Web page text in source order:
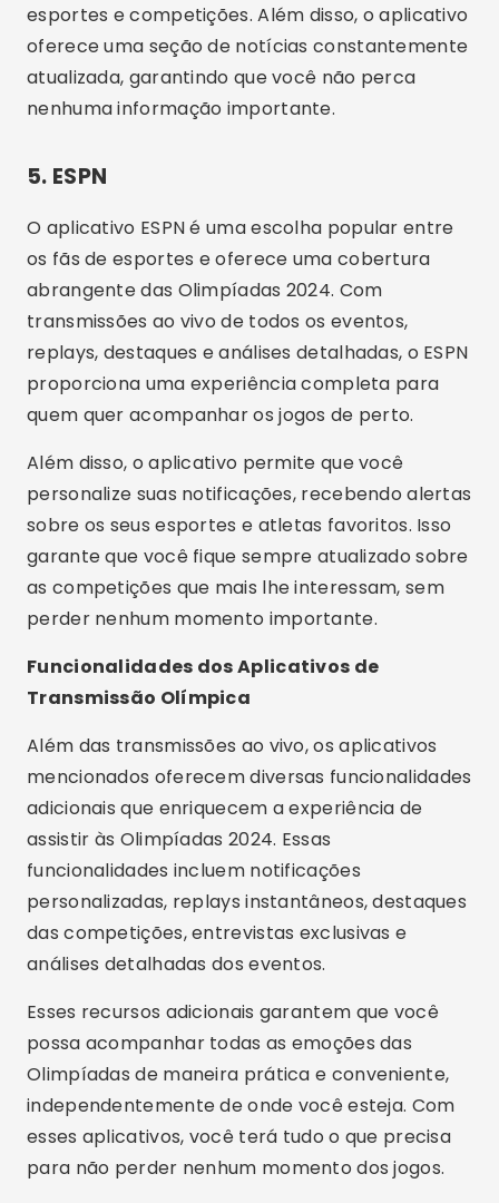
esportes e competições. Além disso, o aplicativo
oferece uma seção de notícias constantemente
atualizada, garantindo que você não perca
nenhuma informação importante.
5. ESPN
O aplicativo ESPN é uma escolha popular entre
os fãs de esportes e oferece uma cobertura
abrangente das Olimpíadas 2024. Com
transmissões ao vivo de todos os eventos,
replays, destaques e análises detalhadas, o ESPN
proporciona uma experiência completa para
quem quer acompanhar os jogos de perto.
Além disso, o aplicativo permite que você
personalize suas notificações, recebendo alertas
sobre os seus esportes e atletas favoritos. Isso
garante que você fique sempre atualizado sobre
as competições que mais lhe interessam, sem
perder nenhum momento importante.
Funcionalidades dos Aplicativos de
Transmissão Olímpica
Além das transmissões ao vivo, os aplicativos
mencionados oferecem diversas funcionalidades
adicionais que enriquecem a experiência de
assistir às Olimpíadas 2024. Essas
funcionalidades incluem notificações
personalizadas, replays instantâneos, destaques
das competições, entrevistas exclusivas e
análises detalhadas dos eventos.
Esses recursos adicionais garantem que você
possa acompanhar todas as emoções das
Olimpíadas de maneira prática e conveniente,
independentemente de onde você esteja. Com
esses aplicativos, você terá tudo o que precisa
para não perder nenhum momento dos jogos.